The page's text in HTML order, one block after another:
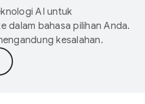
AI untuk
dalam bahasa pilihan Anda.
kesalahan.